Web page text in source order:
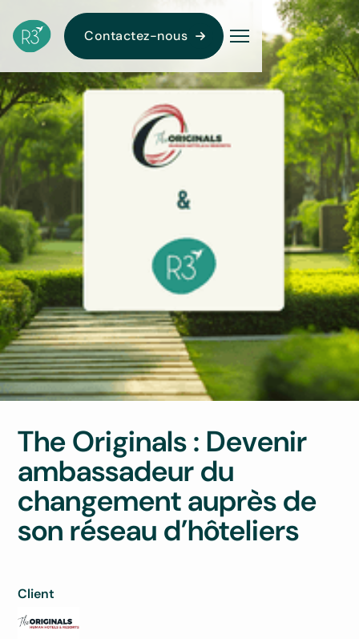
Contactez-nous
The Originals : Devenir
ambassadeur du
changement auprès de
son réseau d’hôteliers
Client